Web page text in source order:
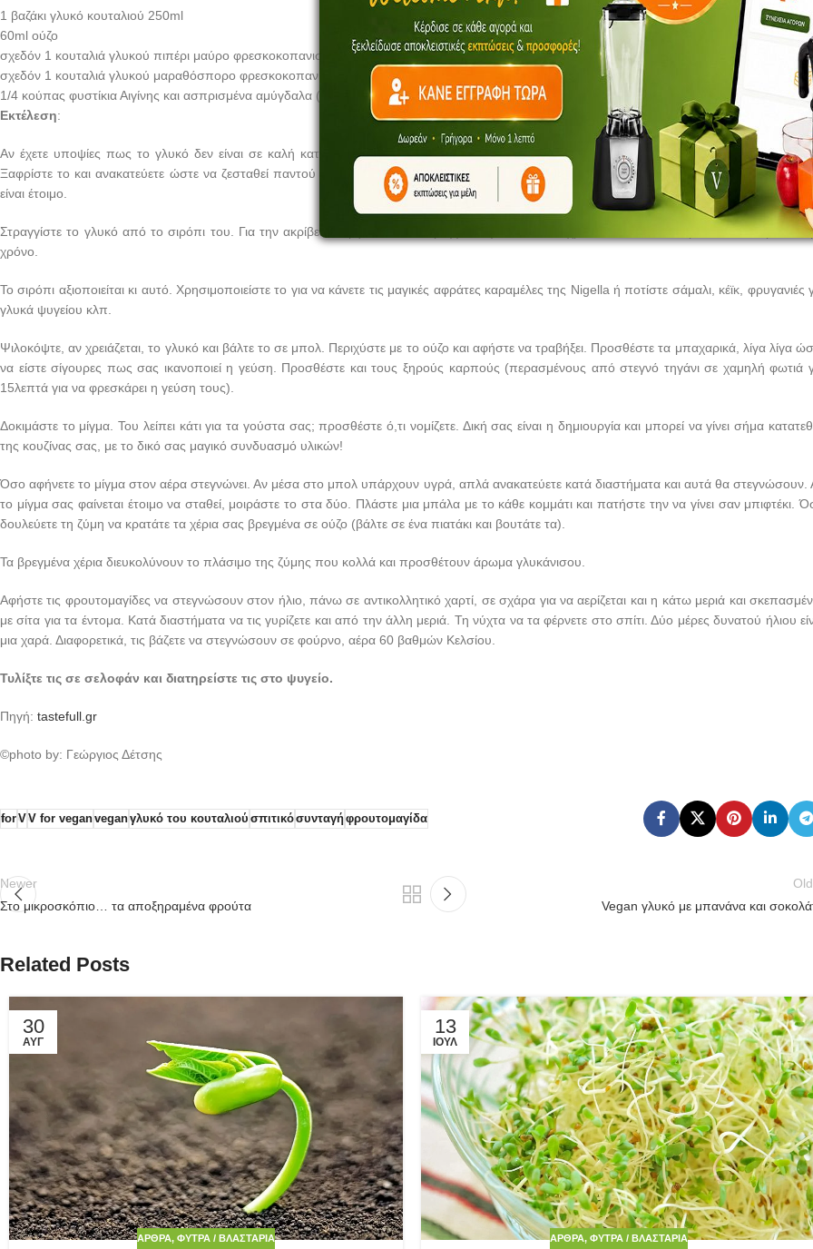
1 βαζάκι γλυκό κουταλιού 250ml
60ml ούζο
σχεδόν 1 κουταλιά γλυκού πιπέρι μαύρο φρεσκοκοπανισμένο
σχεδόν 1 κουταλιά γλυκού μαραθόσπορο φρεσκοκοπανισμένο
1/4 κούπας φυστίκια Αιγίνης και ασπρισμένα αμύγδαλα (ή περισσότερο)
Εκτέλεση:
Αν έχετε υποψίες πως το γλυκό δεν είναι σε καλή κατάσταση, βάλτε το να βράσει με το σιρόπι του, σε πολύ δυνατή φωτιά για λίγα
Ξαφρίστε το και ανακατεύετε ώστε να ζεσταθεί παντού και να σκοτωθούν όποια βακτήρια υπάρχουν. Όταν είναι διαυγές και σωστό στη
είναι έτοιμο.
Στραγγίστε το γλυκό από το σιρόπι του. Για την ακρίβεια, αφήστε το να στραγγίσει, γιατί θέλει το χρόνο του. Αν είναι κρύο, θέλει
χρόνο.
Το σιρόπι αξιοποιείται κι αυτό. Χρησιμοποιείστε το για να κάνετε τις μαγικές αφράτες καραμέλες της Nigella ή ποτίστε σάμαλι, κέϊκ, φρυγανιές
γλυκά ψυγείου κλπ.
Ψιλοκόψτε, αν χρειάζεται, το γλυκό και βάλτε το σε μπολ. Περιχύστε με το ούζο και αφήστε να τραβήξει. Προσθέστε τα μπαχαρικά, λίγα λίγα
να είστε σίγουρες πως σας ικανοποιεί η γεύση. Προσθέστε και τους ξηρούς καρπούς (περασμένους από στεγνό τηγάνι σε χαμηλή φωτιά
15λεπτά για να φρεσκάρει η γεύση τους).
Δοκιμάστε το μίγμα. Του λείπει κάτι για τα γούστα σας; προσθέστε ό,τι νομίζετε. Δική σας είναι η δημιουργία και μπορεί να γίνει σήμα
της κουζίνας σας, με το δικό σας μαγικό συνδυασμό υλικών!
Όσο αφήνετε το μίγμα στον αέρα στεγνώνει. Αν μέσα στο μπολ υπάρχουν υγρά, απλά ανακατεύετε κατά διαστήματα και αυτά θα στεγνώσουν.
το μίγμα σας φαίνεται έτοιμο να σταθεί, μοιράστε το στα δύο. Πλάστε μια μπάλα με το κάθε κομμάτι και πατήστε την να γίνει σαν μπιφτέκι.
δουλεύετε τη ζύμη να κρατάτε τα χέρια σας βρεγμένα σε ούζο (βάλτε σε ένα πιατάκι και βουτάτε τα).
Τα βρεγμένα χέρια διευκολύνουν το πλάσιμο της ζύμης που κολλά και προσθέτουν άρωμα γλυκάνισου.
Αφήστε τις φρουτομαγίδες να στεγνώσουν στον ήλιο, πάνω σε αντικολλητικό χαρτί, σε σχάρα για να αερίζεται και η κάτω μεριά και
με σίτα για τα έντομα. Κατά διαστήματα να τις γυρίζετε και από την άλλη μεριά. Τη νύχτα να τα φέρνετε στο σπίτι. Δύο μέρες δυνατού ήλιου
μια χαρά. Διαφορετικά, τις βάζετε να στεγνώσουν σε φούρνο, αέρα 60 βαθμών Κελσίου.
Τυλίξτε τις σε σελοφάν και διατηρείστε τις στο ψυγείο.
Πηγή: tastefull.gr
©photo by: Γεώργιος Δέτσης
forV V for veganveganγλυκό του κουταλιού σπιτικόσυνταγήφρουτομαγίδα
Newer
Στο μικροσκόπιο… τα αποξηραμένα φρούτα
Vegan γλυκό με μπανάνα και
Related Posts
30
ΑΥΓ
ΆΡΘΡΑ,ΦΎΤΡΑ / ΒΛΑΣΤΆΡΙΑ
13
ΙΟΎΛ
ΆΡΘΡΑ, ΦΎΤΡΑ / ΒΛΑΣΤΆΡΙΑ